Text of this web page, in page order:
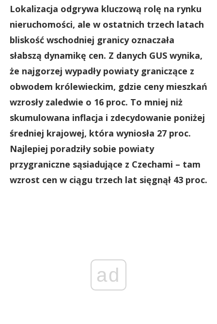
Lokalizacja odgrywa kluczową rolę na rynku
nieruchomości, ale w ostatnich trzech latach
bliskość wschodniej granicy oznaczała
słabszą dynamikę cen. Z danych GUS wynika,
że najgorzej wypadły powiaty graniczące z
obwodem królewieckim, gdzie ceny mieszkań
wzrosły zaledwie o 16 proc. To mniej niż
skumulowana inflacja i zdecydowanie poniżej
średniej krajowej, która wyniosła 27 proc.
Najlepiej poradziły sobie powiaty
przygraniczne sąsiadujące z Czechami – tam
wzrost cen w ciągu trzech lat sięgnął 43 proc.
ad